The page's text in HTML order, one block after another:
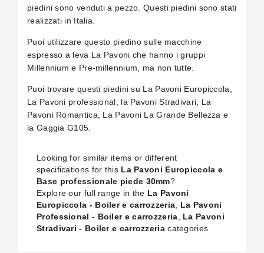
piedini sono venduti a pezzo. Questi piedini sono stati
realizzati in Italia.
Puoi utilizzare questo piedino sulle macchine
espresso a leva La Pavoni che hanno i gruppi
Millennium e Pre-millennium, ma non tutte.
Puoi trovare questi piedini su La Pavoni Europiccola,
La Pavoni professional, la Pavoni Stradivari, La
Pavoni Romantica, La Pavoni La Grande Bellezza e
la Gaggia G105.
Looking for similar items or different
specifications for this La Pavoni Europiccola e
Base professionale piede 30mm?
Explore our full range in the La Pavoni
Europiccola - Boiler e carrozzeria
La Pavoni
Professional - Boiler e carrozzeria
La Pavoni
Stradivari - Boiler e carrozzeriacategories